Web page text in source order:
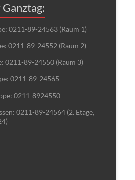
0211-89-24563 (Raum 1)
0211-89-24552 (Raum 2)
0211-89-24550 (Raum 3)
0211-89-24565
0211-8924550
0211-89-24564 (2. Etage,